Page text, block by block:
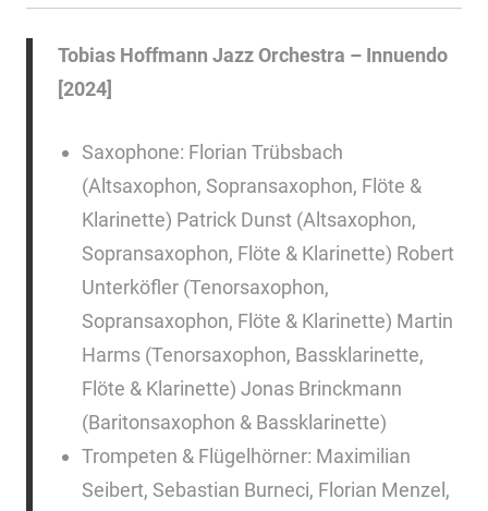
Tobias Hoffmann Jazz Orchestra – Innuendo
[2024]
Saxophone: Florian Trübsbach
(Altsaxophon, Sopransaxophon, Flöte &
Klarinette) Patrick Dunst (Altsaxophon,
Sopransaxophon, Flöte & Klarinette) Robert
Unterköfler (Tenorsaxophon,
Sopransaxophon, Flöte & Klarinette) Martin
Harms (Tenorsaxophon, Bassklarinette,
Flöte & Klarinette) Jonas Brinckmann
(Baritonsaxophon & Bassklarinette)
Trompeten & Flügelhörner: Maximilian
Seibert, Sebastian Burneci, Florian Menzel,